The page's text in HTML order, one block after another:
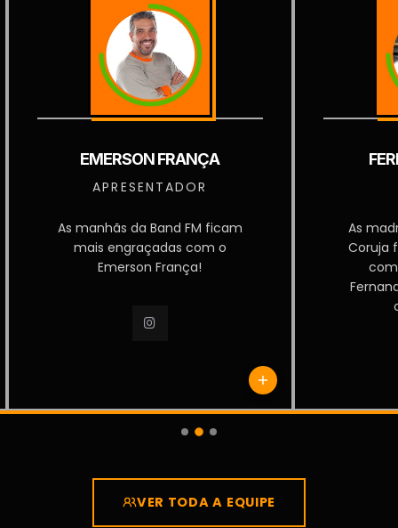
EMERSON FRANÇA
APRESENTADOR
As manhãs da Band FM ficam
mais engraçadas com o
Emerson França!
As
Coruja
VER TODA A EQUIPE